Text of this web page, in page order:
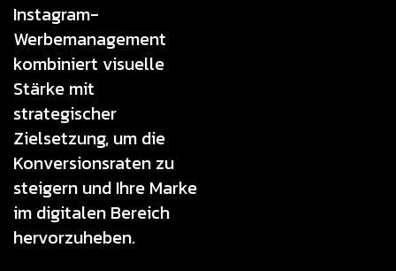
Instagram-
Werbemanagement
kombiniert visuelle
Stärke mit
strategischer
Zielsetzung, um die
Konversionsraten zu
steigern und Ihre Marke
im digitalen Bereich
hervorzuheben.